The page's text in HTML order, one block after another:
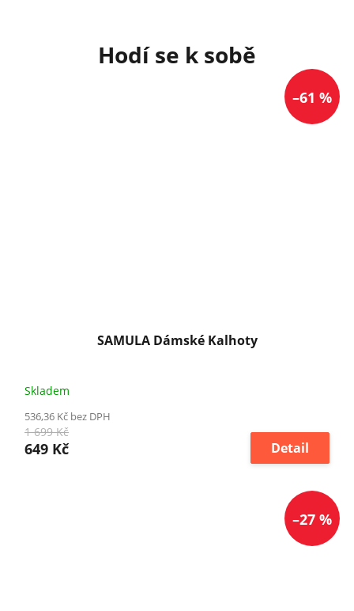
–61 %
SAMULA Dámské Kalhoty
Skladem
536,36 Kč bez DPH
1 699 Kč
649 Kč Detail
–27 %